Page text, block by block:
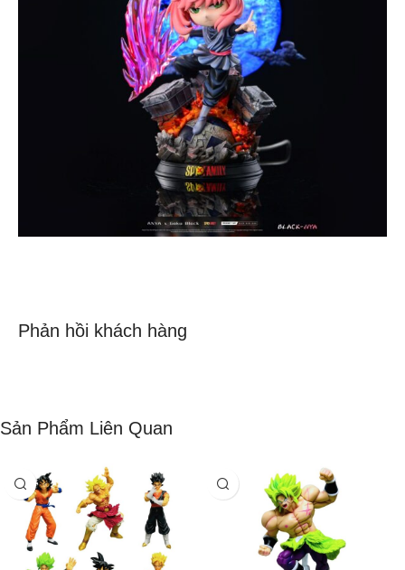
Phản hồi khách hàng
Sản Phẩm Liên Quan